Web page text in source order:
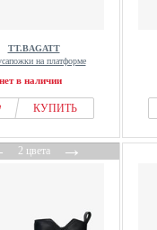
TT.BAGATT
на платформе
нет в наличии
КУПИТЬ
2 цвета→